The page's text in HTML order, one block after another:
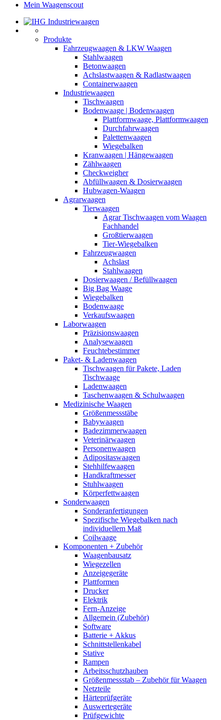
Mein Waagenscout
Produkte
Fahrzeugwaagen & LKW Waagen
Stahlwaagen
Betonwaagen
Achslastwaagen & Radlastwaagen
Containerwaagen
Industriewaagen
Tischwaagen
Bodenwaage | Bodenwaagen
Plattformwaage, Plattformwaagen
Durchfahrwaagen
Palettenwaagen
Wiegebalken
Kranwaagen | Hängewaagen
Zählwaagen
Checkweigher
Abfüllwaagen & Dosierwaagen
Hubwagen-Waagen
Agrarwaagen
Tierwaagen
Agrar Tischwaagen vom Waagen
Fachhandel
Großtierwaagen
Tier-Wiegebalken
Fahrzeugwaagen
Achslast
Stahlwaagen
Dosierwaagen / Befüllwaagen
Big Bag Waage
Wiegebalken
Bodenwaage
Verkaufswaagen
Laborwaagen
Präzisionswaagen
Analysewaagen
Feuchtebestimmer
Paket- & Ladenwaagen
Tischwaagen für Pakete, Laden
Tischwaage
Ladenwaagen
Taschenwaagen & Schulwaagen
Medizinische Waagen
Größenmessstäbe
Babywaagen
Badezimmerwaagen
Veterinärwaagen
Personenwaagen
Adipositaswaagen
Stehhilfewaagen
Handkraftmesser
Stuhlwaagen
Körperfettwaagen
Sonderwaagen
Sonderanfertigungen
Spezifische Wiegebalken nach
individuellem Maß
Coilwaage
Komponenten + Zubehör
Waagenbausatz
Wiegezellen
Anzeigegeräte
Plattformen
Drucker
Elektrik
Fern-Anzeige
Allgemein (Zubehör)
Software
Batterie + Akkus
Schnittstellenkabel
Stative
Rampen
Arbeitsschutzhauben
Größenmessstab – Zubehör für Waagen
Netzteile
Härteprüfgeräte
Auswertegeräte
Prüfgewichte